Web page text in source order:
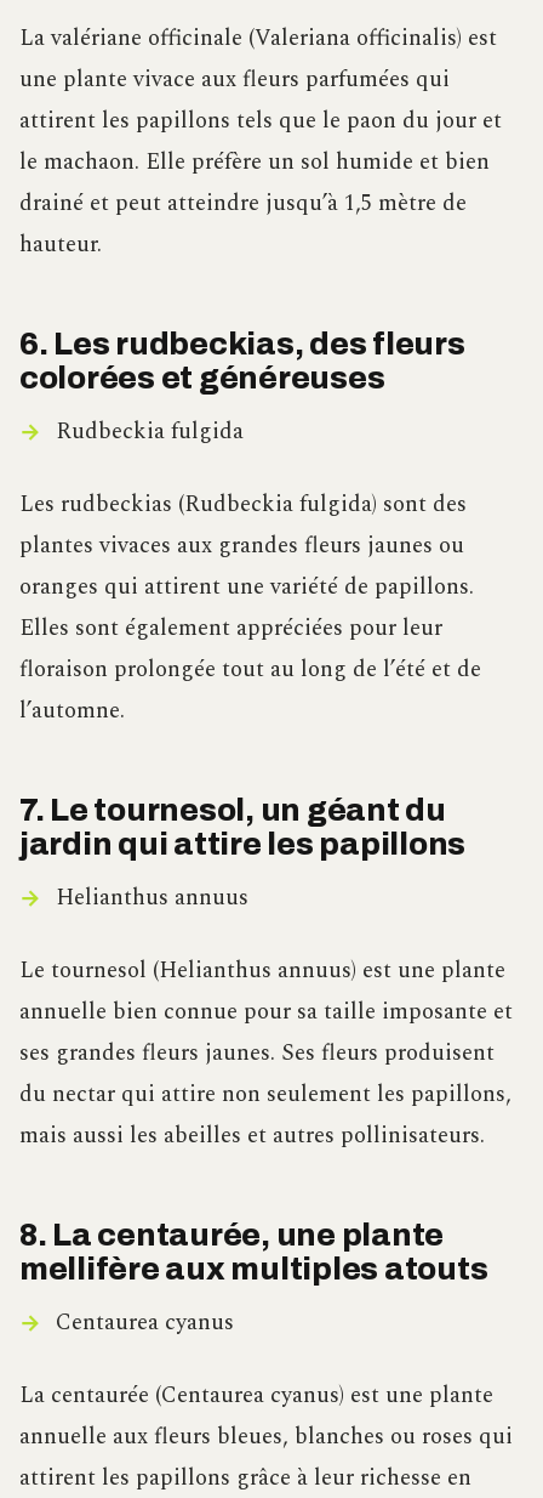
La valériane officinale (Valeriana officinalis) est
une plante vivace aux fleurs parfumées qui
attirent les papillons tels que le paon du jour et
le machaon. Elle préfère un sol humide et bien
drainé et peut atteindre jusqu’à 1,5 mètre de
hauteur.
6. Les rudbeckias, des fleurs
colorées et généreuses
Rudbeckia fulgida
Les rudbeckias (Rudbeckia fulgida) sont des
plantes vivaces aux grandes fleurs jaunes ou
oranges qui attirent une variété de papillons.
Elles sont également appréciées pour leur
floraison prolongée tout au long de l’été et de
l’automne.
7. Le tournesol, un géant du
jardin qui attire les papillons
Helianthus annuus
Le tournesol (Helianthus annuus) est une plante
annuelle bien connue pour sa taille imposante et
ses grandes fleurs jaunes. Ses fleurs produisent
du nectar qui attire non seulement les papillons,
mais aussi les abeilles et autres pollinisateurs.
8. La centaurée, une plante
mellifère aux multiples atouts
Centaurea cyanus
La centaurée (Centaurea cyanus) est une plante
annuelle aux fleurs bleues, blanches ou roses qui
attirent les papillons grâce à leur richesse en